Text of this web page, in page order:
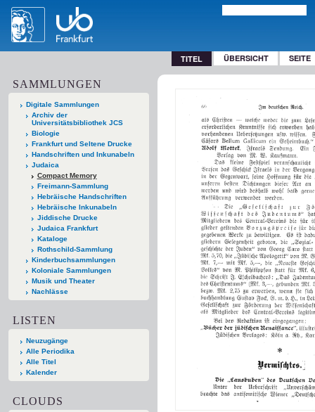
TITEL ÜBERSICHT SEITE
SAMMLUNGEN
Digitale Sammlungen
Archiv der
Universitätsbibliothek JCS
Biologie
Frankfurt und Seltene Drucke
Handschriften und Inkunabeln
Judaica
Compact Memory
Freimann-Sammlung
Hebräische Handschriften
Hebräische Inkunabeln
Jiddische Drucke
Judaica Frankfurt
Kataloge
Rothschild-Sammlung
Kinderbuchsammlungen
Koloniale Sammlungen
Musik und Theater
Nachlässe
LISTEN
Neuzugänge
Alle Periodika
Alle Titel
Kalender
CLOUDS